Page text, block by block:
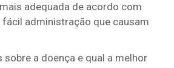
adequada de acordo com
administração que causam
a doença e qual a melhor